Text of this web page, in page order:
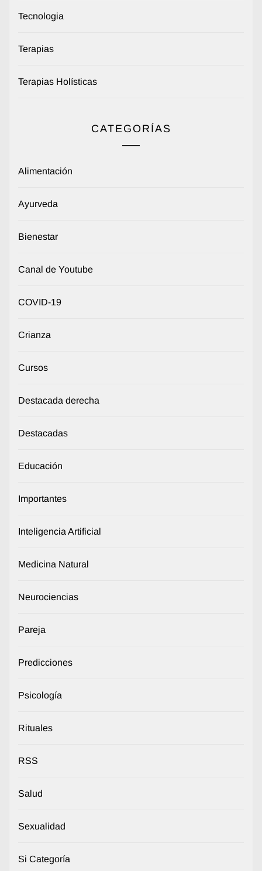
Tecnologia
Terapias
Terapias Holísticas
CATEGORÍAS
Alimentación
Ayurveda
Bienestar
Canal de Youtube
COVID-19
Crianza
Cursos
Destacada derecha
Destacadas
Educación
Importantes
Inteligencia Artificial
Medicina Natural
Neurociencias
Pareja
Predicciones
Psicología
Rituales
RSS
Salud
Sexualidad
Si Categoría